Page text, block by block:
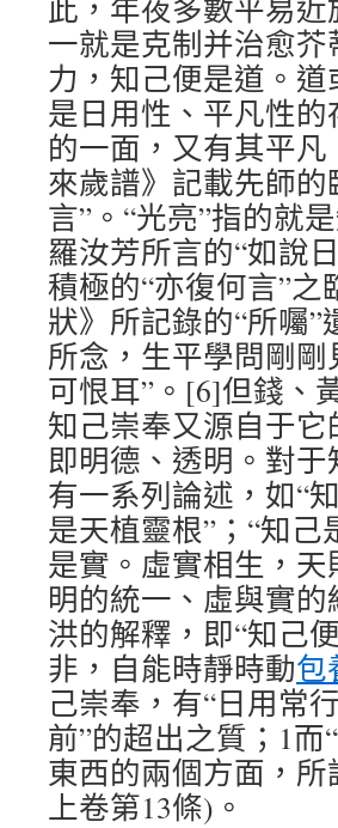
此，年夜多數平易
一就是克制并治愈
力，知己便是道。
是日用性、平凡性
的一面，又有其平
來歲譜》記載先師
言”。“光亮”指的就
羅汝芳所言的“如說
積極的“亦復何言”
狀》所記錄的“所囑
所念，生平學問剛
可恨耳”。[6]但錢、
知己崇奉又源自于
即明德、透明。對
有一系列論述，如“
是天植靈根”；“知
是實。虛實相生，
明的統一、虛與實
洪的解釋，即“知己
非，自能時靜時動包
己崇奉，有“日用常
前”的超出之質；1而
東西的兩個方面，
上卷第13條)。